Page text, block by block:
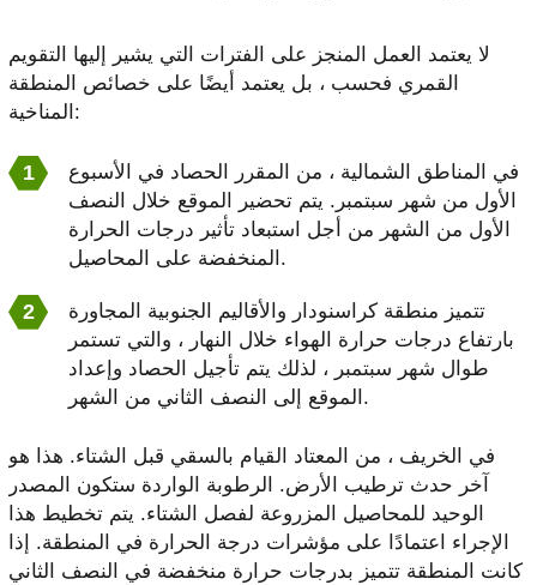
لا يعتمد العمل المنجز على الفترات التي يشير إليها التقويم
القمري فحسب ، بل يعتمد أيضًا على خصائص المنطقة
المناخية:
في المناطق الشمالية ، من المقرر الحصاد في الأسبوع
الأول من شهر سبتمبر. يتم تحضير الموقع خلال النصف
الأول من الشهر من أجل استبعاد تأثير درجات الحرارة
المنخفضة على المحاصيل.
تتميز منطقة كراسنودار والأقاليم الجنوبية المجاورة
بارتفاع درجات حرارة الهواء خلال النهار ، والتي تستمر
طوال شهر سبتمبر ، لذلك يتم تأجيل الحصاد وإعداد
الموقع إلى النصف الثاني من الشهر.
في الخريف ، من المعتاد القيام بالسقي قبل الشتاء. هذا هو
آخر حدث ترطيب الأرض. الرطوبة الواردة ستكون المصدر
الوحيد للمحاصيل المزروعة لفصل الشتاء. يتم تخطيط هذا
الإجراء اعتمادًا على مؤشرات درجة الحرارة في المنطقة. إذا
كانت المنطقة تتميز بدرجات حرارة منخفضة في النصف الثاني